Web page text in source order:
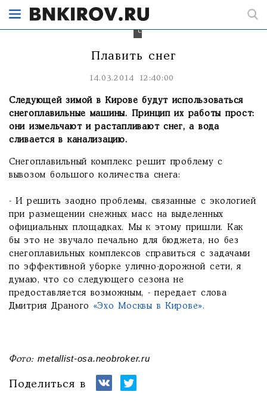
плавить
снег
Плавить снег
14.03.2014 12:40:00
Следующей зимой в Кирове будут использоваться
снегоплавильные машины. Принцип их работы прост:
они измельчают и растапливают снег, а вода
сливается в канализацию.
Снегоплавильный комплекс решит проблему с
вывозом большого количества снега:
- И решить заодно проблемы, связанные с экологией
при размещении снежных масс на выделенных
официальных площадках. Мы к этому пришли. Как
бы это не звучало печально для бюджета, но без
снегоплавильных комплексов справиться с задачами
по эффективной уборке улично-дорожной сети, я
думаю, что со следующего сезона не
предоставляется возможным, - передает слова
Дмитрия Драного «Эхо Москвы в Кирове».
Фото:metallist-osa.neobroker.ru
Поделиться в